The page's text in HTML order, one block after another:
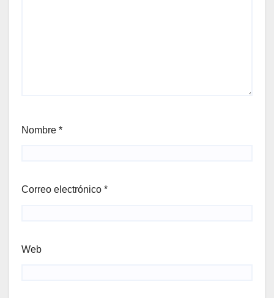
Nombre *
Correo electrónico *
Web